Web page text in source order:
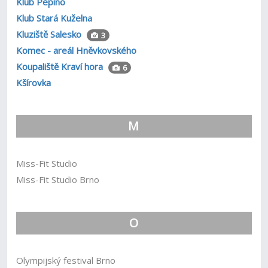
Klub Stará Kuželna
Kluziště Salesko
3
Komec - areál Hněvkovského
Koupaliště Kraví hora
6
Kšírovka
M
Miss-Fit Studio
Miss-Fit Studio Brno
O
Olympijský festival Brno